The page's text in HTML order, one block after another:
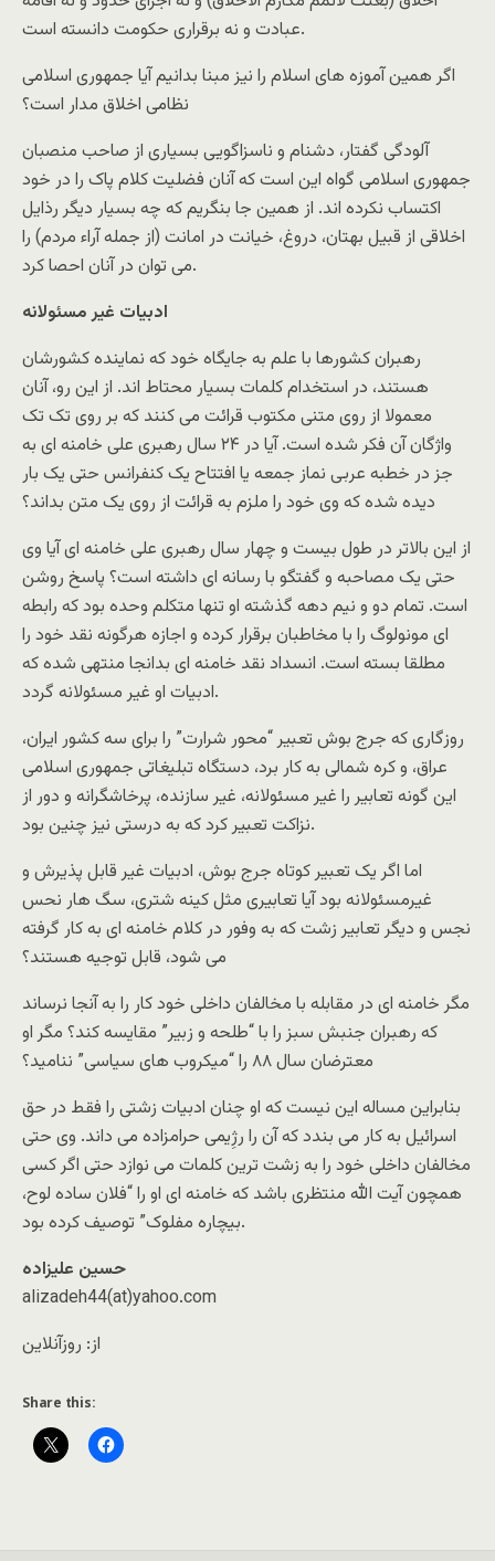
عبادت و نه برقراری حکومت دانسته است.
اگر همین آموزه های اسلام را نیز مبنا بدانیم آیا جمهوری اسلامی
نظامی اخلاق مدار است؟
آلودگی گفتار، دشنام و ناسزاگویی بسیاری از صاحب منصبان
جمهوری اسلامی گواه این است که آنان فضلیت کلام پاک را در خود
اکتساب نکرده اند. از همین جا بنگریم که چه بسیار دیگر رذایل
اخلاقی از قبیل بهتان، دروغ، خیانت در امانت (از جمله آراء مردم) را
می توان در آنان احصا کرد.
ادبیات غیر مسئولانه
رهبران کشورها با علم به جایگاه خود که نماینده کشورشان
هستند، در استخدام کلمات بسیار محتاط اند. از این رو، آنان
معمولا از روی متنی مکتوب قرائت می کنند که بر روی تک تک
واژگان آن فکر شده است. آیا در ۲۴ سال رهبری علی خامنه ای به
جز در خطبه عربی نماز جمعه یا افتتاح یک کنفرانس حتی یک بار
دیده شده که وی خود را ملزم به قرائت از روی یک متن بداند؟
از این بالاتر در طول بیست و چهار سال رهبری علی خامنه ای آیا وی
حتی یک مصاحبه و گفتگو با رسانه ای داشته است؟ پاسخ روشن
است. تمام دو و نیم دهه گذشته او تنها متکلم وحده بود که رابطه
ای مونولوگ را با مخاطبان برقرار کرده و اجازه هرگونه نقد خود را
مطلقا بسته است. انسداد نقد خامنه ای بدانجا منتهی شده که
ادبیات او غیر مسئولانه گردد.
روزگاری که جرج بوش تعبیر “محور شرارت” را برای سه کشور ایران،
عراق، و کره شمالی به کار برد، دستگاه تبلیغاتی جمهوری اسلامی
این گونه تعابیر را غیر مسئولانه، غیر سازنده، پرخاشگرانه و دور از
نزاکت تعبیر کرد که به درستی نیز چنین بود.
اما اگر یک تعبیر کوتاه جرج بوش، ادبیات غیر قابل پذیرش و
غیرمسئولانه بود آیا تعابیری مثل کینه شتری، سگ هار نحس
نجس و دیگر تعابیر زشت که به وفور در کلام خامنه ای به کار گرفته
می شود، قابل توجیه هستند؟
مگر خامنه ای در مقابله با مخالفان داخلی خود کار را به آنجا نرساند
که رهبران جنبش سبز را با “طلحه و زبیر” مقایسه کند؟ مگر او
معترضان سال ۸۸ را “میکروب های سیاسی” ننامید؟
بنابراین مساله این نیست که او چنان ادبیات زشتی را فقط در حق
اسرائیل به کار می بندد که آن را رژِیمی حرامزاده می داند. وی حتی
مخالفان داخلی خود را به زشت ترین کلمات می نوازد حتی اگر کسی
همچون آیت الله منتظری باشد که خامنه ای او را “فلان ساده لوح،
بیچاره مفلوک” توصیف کرده بود.
حسین علیزاده
alizadeh44(at)yahoo.com
از: روزآنلاین
Share this: